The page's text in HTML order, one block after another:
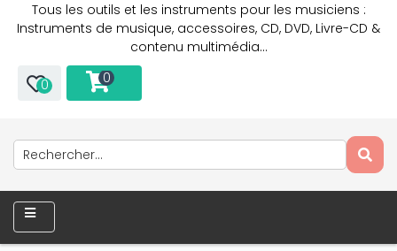
Tous les outils et les instruments pour les musiciens :
Instruments de musique, accessoires, CD, DVD, Livre-CD &
contenu multimédia…
0 0